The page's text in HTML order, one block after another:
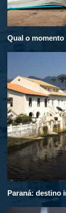
Qual o
Paraná: destino